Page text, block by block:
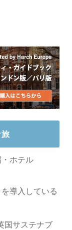
・ホテル
導入している